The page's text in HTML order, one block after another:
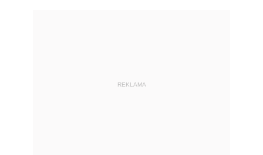
REKLAMA